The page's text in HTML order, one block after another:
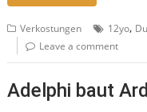
Verkostungen 12yo,
Leave a comment
Adelphi baut